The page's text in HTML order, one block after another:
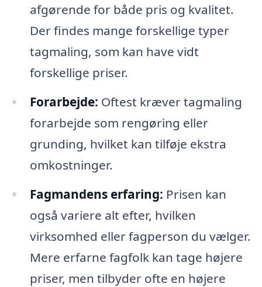
afgørende for både pris og kvalitet.
Der findes mange forskellige typer
tagmaling, som kan have vidt
forskellige priser.
Forarbejde: Oftest kræver tagmaling
forarbejde som rengøring eller
grunding, hvilket kan tilføje ekstra
omkostninger.
Fagmandens erfaring: Prisen kan
også variere alt efter, hvilken
virksomhed eller fagperson du vælger.
Mere erfarne fagfolk kan tage højere
priser, men tilbyder ofte en højere